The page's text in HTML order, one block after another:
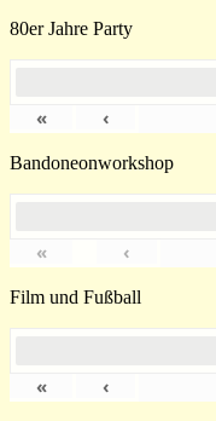
80er Jahre Party
« ‹
Bandoneonworkshop
« ‹
Film und Fußball
« ‹